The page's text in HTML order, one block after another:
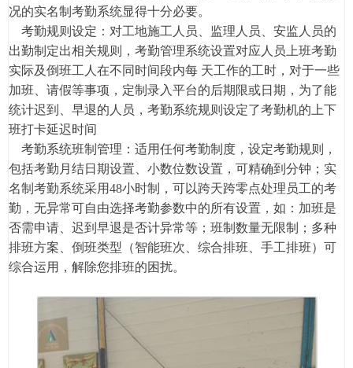
况的实名制考勤系统显得十分必要。
考勤规则设定：对工地施工人员、监理人员、安监人员的
出勤制定出相关规则，考勤管理系统设置对应人员上班考勤
实际及倒班工人在不同时间段内每 天工作的工时，对于一些
加班、请假等事项，定制录入平台的后期限或日期，为了能
统计迟到、早退的人员，考勤系统规则设定了考勤机的上下
班打卡延迟时间
考勤系统班制管理：适用任何考勤制度，设定考勤规则，
包括考勤月结日期设置、小数位数设置，可精确到分钟；实
名制考勤系统采用48小时制，可以跨天跨零点处理员工的考
勤，无异常可自由选择考勤参数中的所有设置，如：加班是
否需申请、迟到早退是否计异常等；班制数量无限制；多种
排班方案、倒班类型（智能班次、综合排班、手工排班）可
综合运用，解除您排班的困扰。